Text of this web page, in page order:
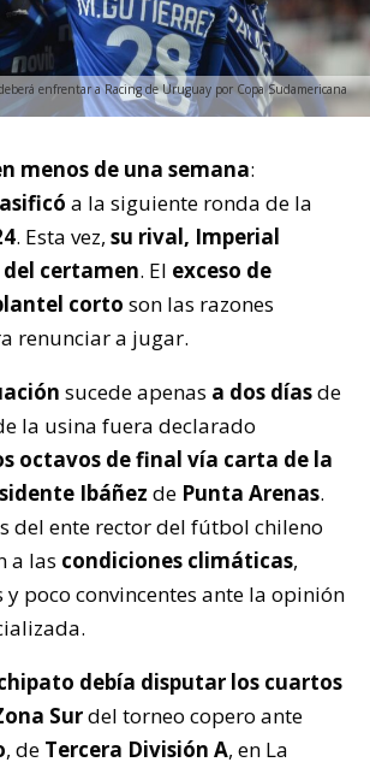
enfrentar a Racing de Uruguay por Copa Sudamericana
menos de una semana:
a la siguiente ronda de la
. Esta vez, su rival, Imperial
del certamen. El exceso de
corto son las razones
renunciar a jugar.
sucede apenas a dos díasde
la usina fuera declarado
octavos de final vía carta de la
Ibáñez de Punta Arenas.
del ente rector del fútbol chileno
a las condiciones climáticas,
poco convincentes ante la opinión
debía disputar los cuartos
Surdel torneo copero ante
, de Tercera División A, en La